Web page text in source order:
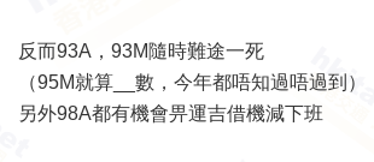
反而93A，93M隨時難途一死
（95M就算__數，今年都唔知過唔過到）
另外98A都有機會畀運吉借機減下班